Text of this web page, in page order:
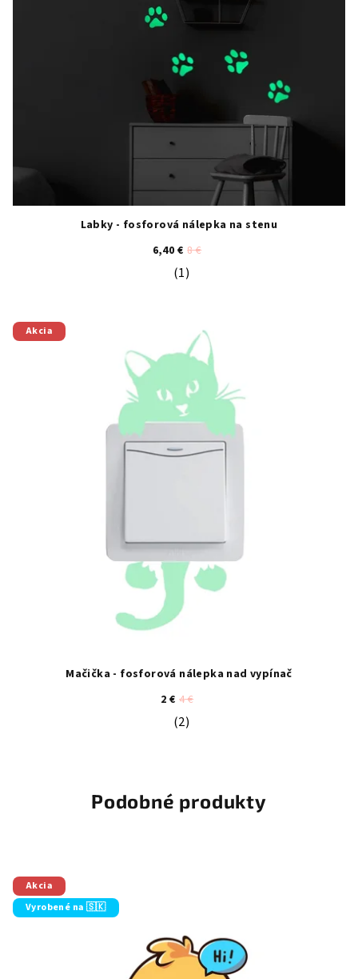
Labky - fosforová nálepka na stenu
6,40 € 8 €
Priemerné hodnotenie produktu
(1)
Akcia
Mačička - fosforová nálepka nad vypínač
2 € 4 €
Priemerné hodnotenie produktu
(2)
Podobné produkty
Akcia
Vyrobené na 🇸🇰